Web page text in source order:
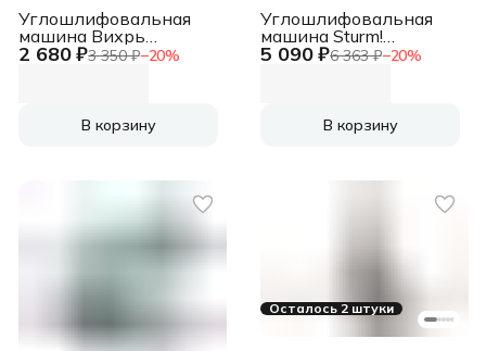
2 680 ₽3 350 ₽−20%
Углошлифовальная
машина Вихрь
УШМ-125/800 800Вт
В корзину
5 090 ₽6 363 ₽−20%
Углошлифовальная
машина Sturm!
AG9514E 1100Вт
В корзину
Осталось 2 штуки